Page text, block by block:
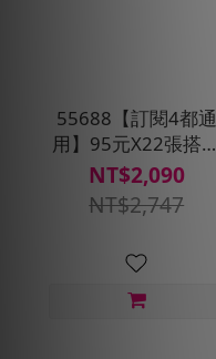
55688【訂閱4都通
用】95元X22張搭車
金★贈搭車金210元
(限桃園、台中、台
南、高雄區域使用)(每
NT$2,090
NT$2,747